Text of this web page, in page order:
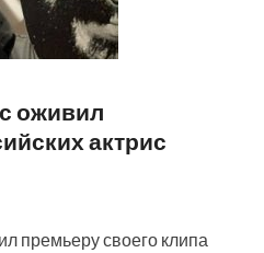
оживил
актрис
премьеру своего клипа